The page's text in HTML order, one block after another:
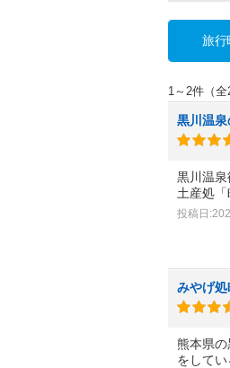
旅行
1～2件（全
黒川温
黒川温
土産処
投稿日
みやげ処
熊本県
をして